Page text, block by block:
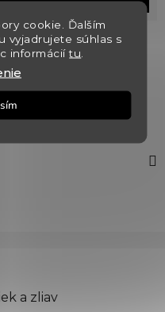
cookie. Ďalším
vyjadrujete súhlas s
informáciítu
Strážiť
a zliav